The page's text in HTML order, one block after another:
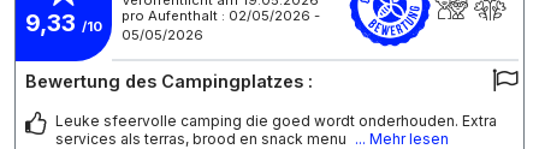
9,33 /10
pro Aufenthalt : 02/05/2026 -
05/05/2026
Bewertung des Campingplatzes :
Leuke sfeervolle camping die goed wordt onderhouden. Extra
services als terras, brood en snack menu ... Mehr lesen